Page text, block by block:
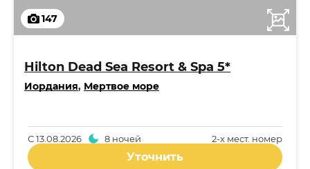
147
Hilton Dead Sea Resort & Spa 5*
Иордания, Мертвое море
2-x мест. номер
С13.08.2026 8 ночей
Уточнить